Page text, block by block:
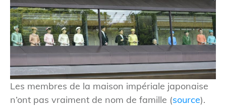
Les membres de la maison impériale japonaise
n’ont pas vraiment de nom de famille (source).